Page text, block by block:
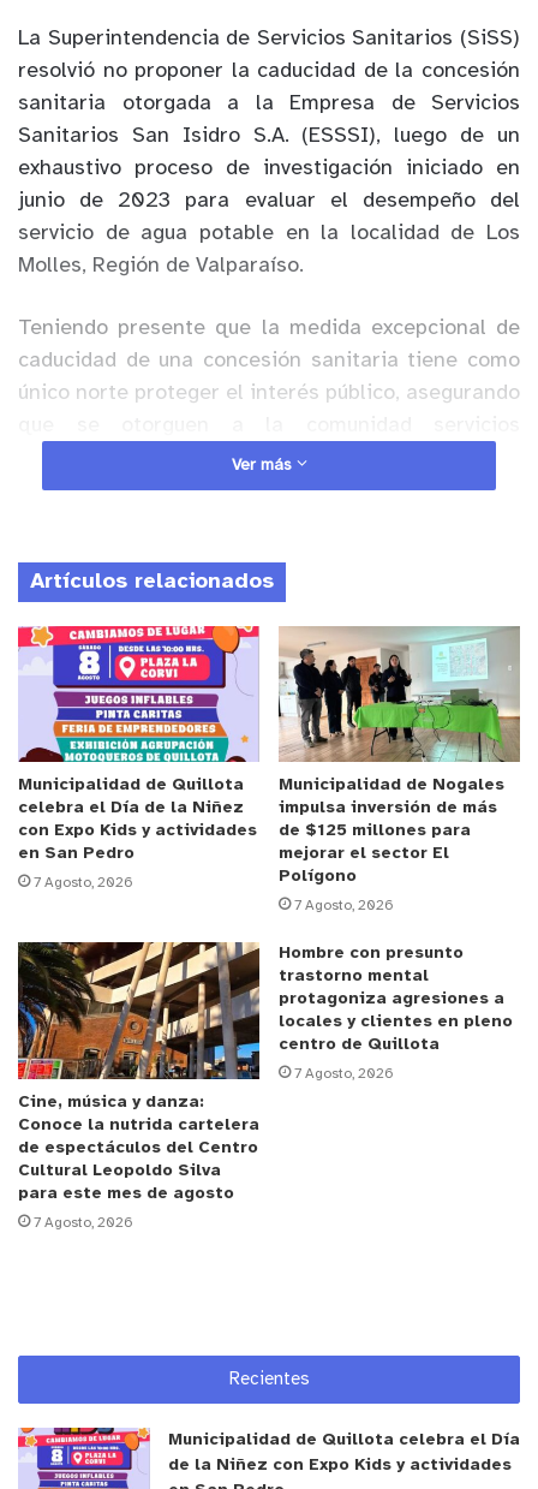
La Superintendencia de Servicios Sanitarios (SiSS)
resolvió no proponer la caducidad de la concesión
sanitaria otorgada a la Empresa de Servicios
Sanitarios San Isidro S.A. (ESSSI), luego de un
exhaustivo proceso de investigación iniciado en
junio de 2023 para evaluar el desempeño del
servicio de agua potable en la localidad de Los
Molles, Región de Valparaíso.
Teniendo presente que la medida excepcional de
caducidad de una concesión sanitaria tiene como
único norte proteger el interés público, asegurando
sanitarios con continuidad, la decisión de no
perseverar en dicha medida ocurre luego de
evitando, de hecho, nuevas discontinuidades en el
sistema productivo de agua potable en estos
últimos 17 meses.
Anuncio Patrocinado
“Si bien la apertura de un expediente de caducidad
contra la empresa San Isidro se justificó en una
serie de incumplimientos, donde la legislación
entrega esta salida regulatoria como última
medida para solucionar problemas graves y
reiterados, también es cierto que la sanitaria logró
revertir la situación, sostenerla en el tiempo y
comprometer un robusto plan de inversiones que
nos demuestra que la prestadora es capaz de
entregar el servicio, evitando así dejar a los
vecinos de Los Molles en una incertidumbre
respecto de su prestador sanitario”, señaló el
superintendente de Servicios Sanitarios, Jorge
Rivas Ch.
concesionaria, relativas al funcionamiento de una
planta de osmosis inversa, mejoras eléctricas,
mantenimiento de pozos, y la instalación de un
estanque de regulación. A ello se suma un nuevo
Ver más
Artículos relacionados
Municipalidad de Quillota
celebra el Día de la Niñez
con Expo Kids y actividades
en San Pedro
7 Agosto, 2026
Municipalidad de Nogales
impulsa inversión de más
de $125 millones para
mejorar el sector El
Polígono
7 Agosto, 2026
Cine, música y danza:
Conoce la nutrida cartelera
de espectáculos del Centro
Cultural Leopoldo Silva
para este mes de agosto
7 Agosto, 2026
Hombre con presunto
trastorno mental
protagoniza agresiones a
locales y clientes en pleno
centro de Quillota
7 Agosto, 2026
Recientes
Municipalidad de Quillota celebra el Día
de la Niñez con Expo Kids y actividades